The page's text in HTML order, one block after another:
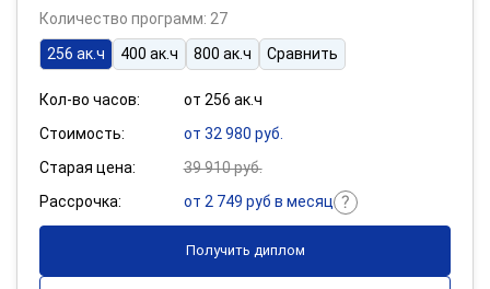
Количество программ: 27
256 ак.ч
400 ак.ч 800 ак.ч Сравнить
Кол-во часов:
от 256 ак.ч
Стоимость:
от 32 980 руб.
Старая цена:
39 910 руб.
Рассрочка:
от 2 749 руб в месяц
Получить диплом